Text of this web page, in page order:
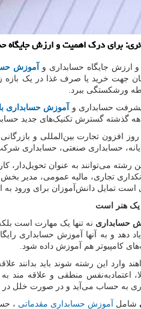
برای درك اهمیت و ارزش جایگاه
ارزش جایگاه حسابداری و آموزش
جهت خرید یا صرف غذا در یک بازه
ورشکستگی ببرد.
حسابداری و
آموزش حسابداری
گذشته گسترش تکنیک‌های جدید
روز افزون تجارت بین‌المللی و
حسابداری صنعتی، حسابداری
رشته می‌توانند به عنوان
تجاری، مالیه عمومی، مدیر
است تمایل دانش‌آموزان برای ورود
یک هنر است
حسابداری نه تنها یک مهارت است
دهد و به آنها آموزش حسابداری
کامپیوتر هم آموزش داده شود.
وارد این رشته شوند باید
اعتمادبه‌نفس منطقی و علاقه
کاری به حساب می‌آید و در صورت خلل
شامل آموزش حسابداری مقدماتی ،